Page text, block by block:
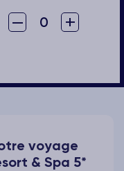
– 0 +
voyage
& Spa 5*